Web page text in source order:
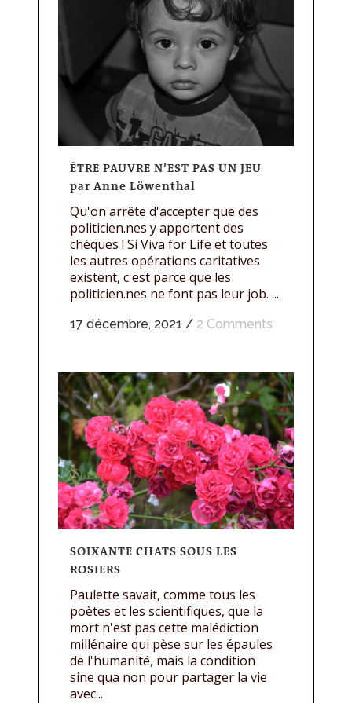
ÊTRE PAUVRE N’EST PAS UN JEU
par Anne Löwenthal
Qu'on arrête d'accepter que des
politicien.nes y apportent des
chèques ! Si Viva for Life et toutes
les autres opérations caritatives
existent, c'est parce que les
politicien.nes ne font pas leur job. ...
17 décembre, 2021 / 2 Comments
SOIXANTE CHATS SOUS LES
ROSIERS
Paulette savait, comme tous les
poètes et les scientifiques, que la
mort n'est pas cette malédiction
millénaire qui pèse sur les épaules
de l'humanité, mais la condition
sine qua non pour partager la vie
avec...